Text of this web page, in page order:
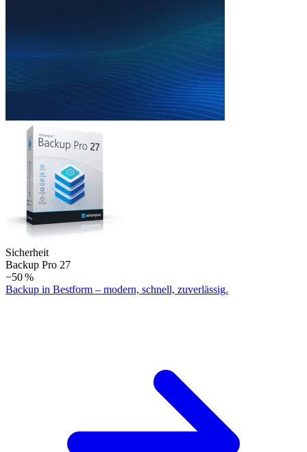
Sicherheit
Backup Pro 27
−50 %
Backup in Bestform – modern, schnell, zuverlässig.